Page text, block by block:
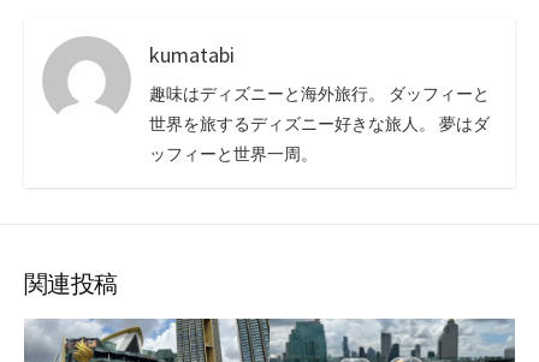
kumatabi
趣味はディズニーと海外旅行。 ダッフィーと
世界を旅するディズニー好きな旅人。 夢はダ
ッフィーと世界一周。
関連投稿